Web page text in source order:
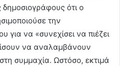
δημοσιογράφους ότι ο
την
για να «συνεχίσει να πιέζει
να αναλαμβάνουν
συμμαχία. Ωστόσο, εκτιμά